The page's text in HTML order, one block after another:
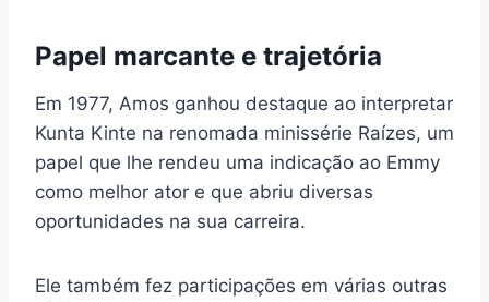
Papel marcante e trajetória
Em 1977, Amos ganhou destaque ao interpretar
Kunta Kinte na renomada minissérie Raízes, um
papel que lhe rendeu uma indicação ao Emmy
como melhor ator e que abriu diversas
oportunidades na sua carreira.
Ele também fez participações em várias outras